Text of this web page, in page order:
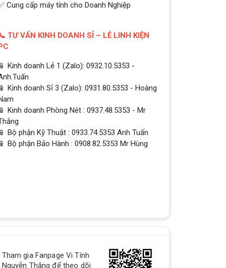
Cung cấp máy tính cho Doanh Nghiệp
TƯ VẤN KINH DOANH SỈ – LẺ LINH KIỆN
📱 Kinh doanh Lẻ 1 (Zalo): 0932.10.5353 -
📱 Kinh doanh Sỉ 3 (Zalo): 0931.80.5353 - Hoàng
📱 Kinh doanh Phòng Nét : 0937.48.5353 - Mr
📱 Bộ phận Kỹ Thuật : 0933.74.5353 Anh Tuấn
📱 Bộ phận Bảo Hành : 0908.82.5353 Mr Hùng
Tham gia Fanpage Vi Tính
Nguyễn Thắng để theo dõi
QUÀ TẶNG TƯNG BỪNG -
CHÀO MỪNG NĂM MỚI